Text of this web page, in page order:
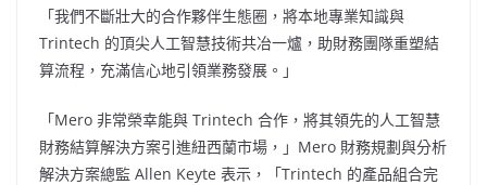
「我們不斷壯大的合作夥伴生態圈，將本地專業知識與
Trintech 的頂尖人工智慧技術共冶一爐，助財務團隊重塑結
算流程，充滿信心地引領業務發展。」
「Mero 非常榮幸能與 Trintech 合作，將其領先的人工智慧
財務結算解決方案引進紐西蘭市場，」Mero 財務規劃與分析
解決方案總監 Allen Keyte 表示，「Trintech 的產品組合完